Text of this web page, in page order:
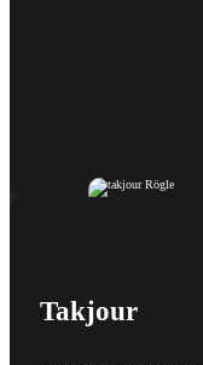
Takjour